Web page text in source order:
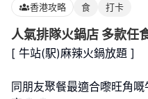
香港攻略 食 打卡
人氣排隊火鍋店 多款任
[ 牛站(駅)麻辣火鍋放題 ]
同朋友聚餐最適合嚟旺角